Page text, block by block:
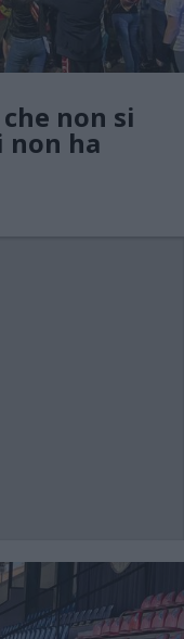
non si
non ha